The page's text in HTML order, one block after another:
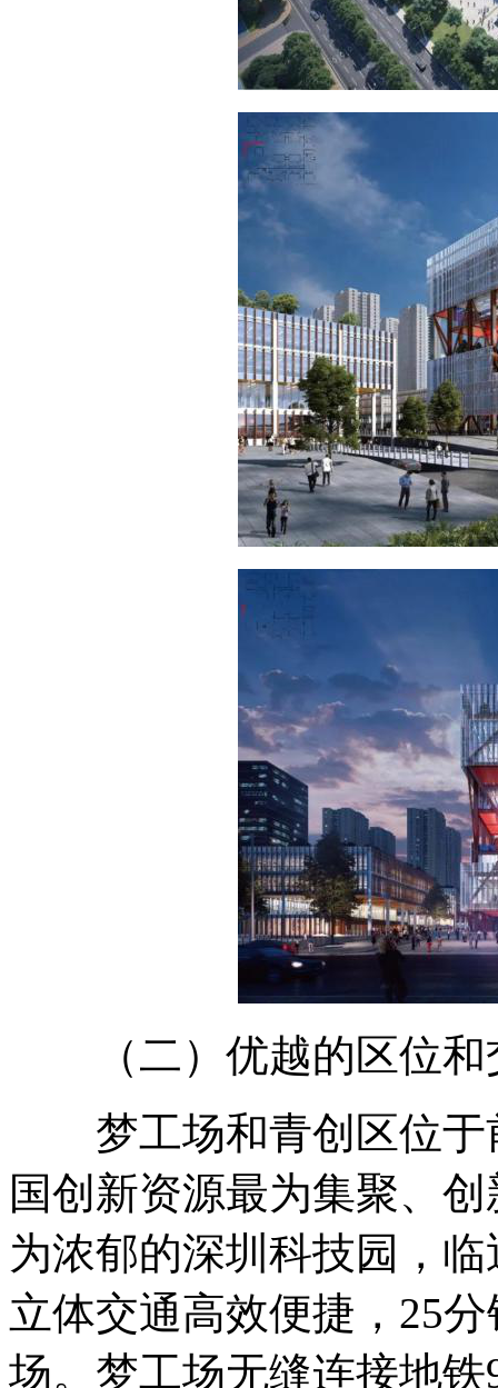
（二）优越的区位和
梦工场和青创区位于
国创新资源最为集聚、
为浓郁的深圳科技园，
立体交通高效便捷，25
场。梦工场无缝连接地